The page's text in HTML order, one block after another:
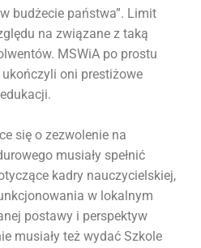
budżecie państwa”. Limit
na związane z taką
MSWiA po prostu
oni prestiżowe
się o zezwolenie na
musiały spełnić
kadry nauczycielskiej,
w lokalnym
postawy i perspektyw
musiały też wydać Szkole